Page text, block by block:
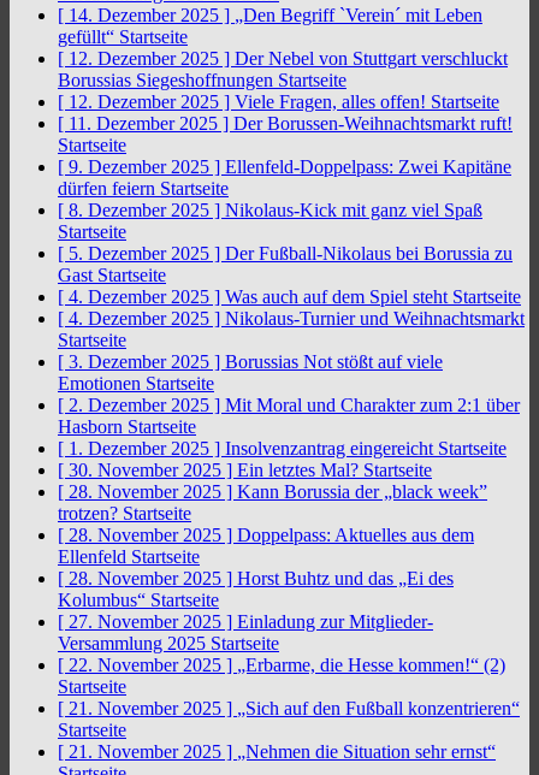
[ 14. Dezember 2025 ] „Den Begriff `Verein´ mit Leben
gefüllt“ Startseite
[ 12. Dezember 2025 ] Der Nebel von Stuttgart verschluckt
Borussias Siegeshoffnungen Startseite
[ 12. Dezember 2025 ] Viele Fragen, alles offen! Startseite
[ 11. Dezember 2025 ] Der Borussen-Weihnachtsmarkt ruft!
Startseite
[ 9. Dezember 2025 ] Ellenfeld-Doppelpass: Zwei Kapitäne
dürfen feiern Startseite
[ 8. Dezember 2025 ] Nikolaus-Kick mit ganz viel Spaß
Startseite
[ 5. Dezember 2025 ] Der Fußball-Nikolaus bei Borussia zu
Gast Startseite
[ 4. Dezember 2025 ] Was auch auf dem Spiel steht Startseite
[ 4. Dezember 2025 ] Nikolaus-Turnier und Weihnachtsmarkt
Startseite
[ 3. Dezember 2025 ] Borussias Not stößt auf viele
Emotionen Startseite
[ 2. Dezember 2025 ] Mit Moral und Charakter zum 2:1 über
Hasborn Startseite
[ 1. Dezember 2025 ] Insolvenzantrag eingereicht Startseite
[ 30. November 2025 ] Ein letztes Mal? Startseite
[ 28. November 2025 ] Kann Borussia der „black week”
trotzen? Startseite
[ 28. November 2025 ] Doppelpass: Aktuelles aus dem
Ellenfeld Startseite
[ 28. November 2025 ] Horst Buhtz und das „Ei des
Kolumbus“ Startseite
[ 27. November 2025 ] Einladung zur Mitglieder-
Versammlung 2025 Startseite
[ 22. November 2025 ] „Erbarme, die Hesse kommen!“ (2)
Startseite
[ 21. November 2025 ] „Sich auf den Fußball konzentrieren“
Startseite
[ 21. November 2025 ] „Nehmen die Situation sehr ernst“